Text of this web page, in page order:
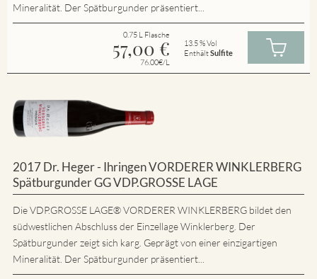
Mineralität. Der Spätburgunder präsentiert...
0.75 L Flasche
57,00 €
76.00€/L
13.5 % Vol
EnthältSulfite
2017 Dr. Heger - Ihringen VORDERER WINKLERBERG
Spätburgunder GG VDP.GROSSE LAGE
Die VDP.GROSSE LAGE® VORDERER WINKLERBERG bildet den
südwestlichen Abschluss der Einzellage Winklerberg. Der
Spätburgunder zeigt sich karg. Geprägt von einer einzigartigen
Mineralität. Der Spätburgunder präsentiert...